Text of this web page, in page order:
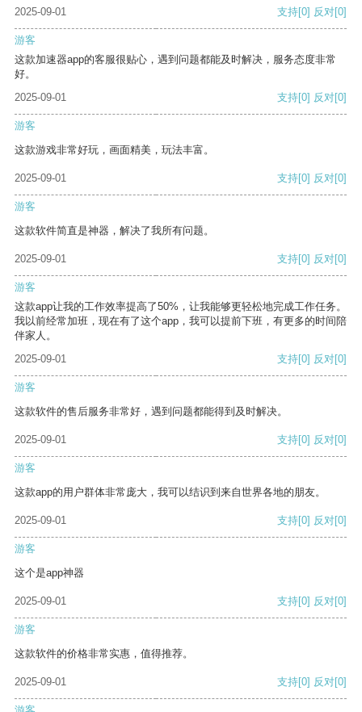
2025-09-01
支持[0] 反对[0]
游客
这款加速器app的客服很贴心，遇到问题都能及时解决，服务态度非常
好。
2025-09-01
支持[0] 反对[0]
游客
这款游戏非常好玩，画面精美，玩法丰富。
2025-09-01 支持[0] 反对[0]
游客
这款软件简直是神器，解决了我所有问题。
2025-09-01 支持[0] 反对[0]
游客
这款app让我的工作效率提高了50%，让我能够更轻松地完成工作任务。
我以前经常加班，现在有了这个app，我可以提前下班，有更多的时间陪
伴家人。
2025-09-01
支持[0] 反对[0]
游客
这款软件的售后服务非常好，遇到问题都能得到及时解决。
2025-09-01 支持[0] 反对[0]
游客
这款app的用户群体非常庞大，我可以结识到来自世界各地的朋友。
2025-09-01 支持[0] 反对[0]
游客
这个是app神器
2025-09-01 支持[0] 反对[0]
游客
这款软件的价格非常实惠，值得推荐。
2025-09-01 支持[0] 反对[0]